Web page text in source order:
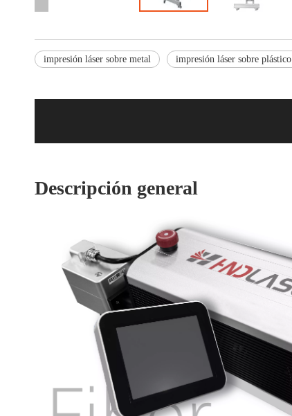
impresión láser sobre metal impresión láser sobre plástico
Descripción general